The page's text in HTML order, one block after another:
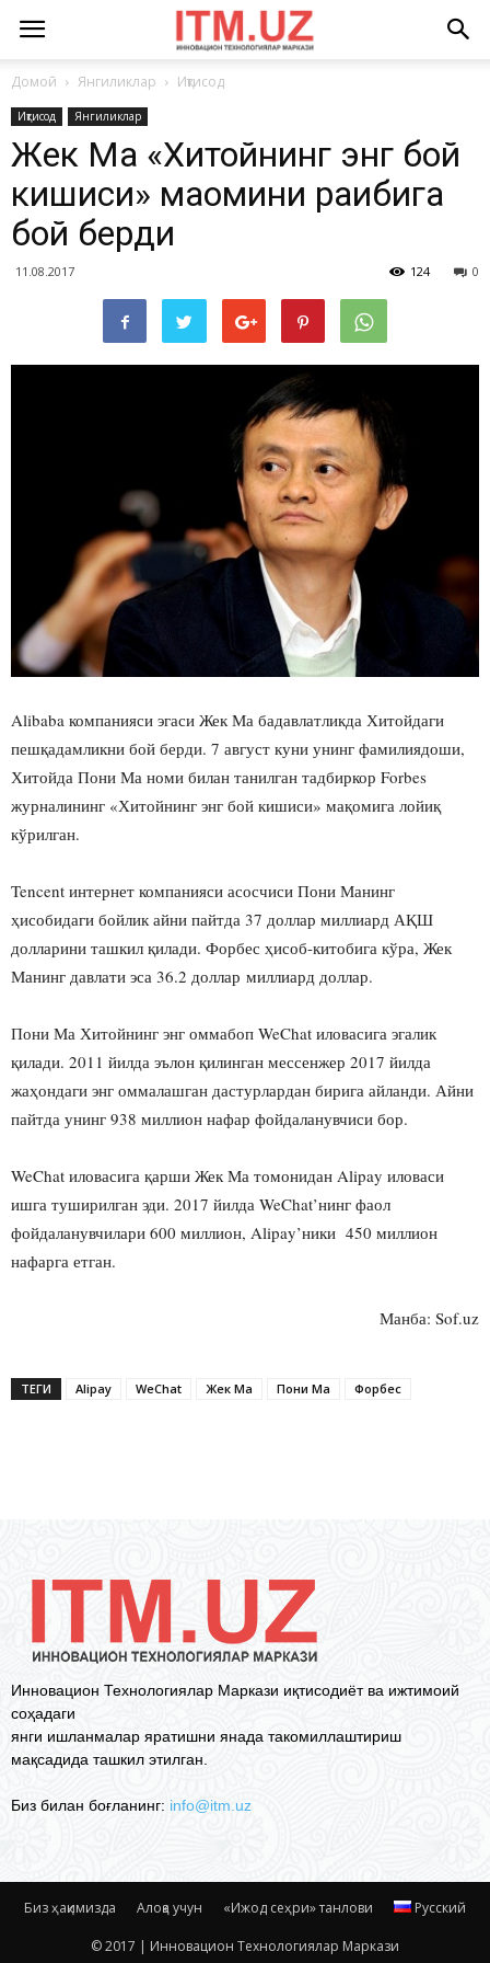
Домой Янгиликлар Иқтисод
Иқтисод Янгиликлар
Жек Ма «Хитойнинг энг бой
кишиси» мақомини рақибига
бой берди
11.08.2017 0
124
Alibaba компанияси эгаси Жек Ма бадавлатликда Хитойдаги
пешқадамликни бой берди. 7 август куни унинг фамилиядоши,
Хитойда Пони Ма номи билан танилган тадбиркор Forbes
журналининг «Хитойнинг энг бой кишиси» мақомига лойиқ
кўрилган.
Tencent интернет компанияси асосчиси Пони Манинг
ҳисобидаги бойлик айни пайтда 37 доллар миллиард АҚШ
долларини ташкил қилади. Форбес ҳисоб-китобига кўра, Жек
Манинг давлати эса 36.2 доллар миллиард доллар.
Пони Ма Хитойнинг энг оммабоп WeChat иловасига эгалик
қилади. 2011 йилда эълон қилинган мессенжер 2017 йилда
жаҳондаги энг оммалашган дастурлардан бирига айланди. Айни
пайтда унинг 938 миллион нафар фойдаланувчиси бор.
WeChat иловасига қарши Жек Ма томонидан Alipay иловаси
ишга туширилган эди. 2017 йилда WeChat’нинг фаол
фойдаланувчилари 600 миллион, Alipay’ники 450 миллион
нафарга етган.
Манба: Sof.uz
ТЕГИ Alipay WeChat Жек Ма Пони Ма Форбес
Инновацион Технологиялар Маркази иқтисодиёт ва ижтимоий
соҳадаги
янги ишланмалар яратишни янада такомиллаштириш
мақсадида ташкил этилган.
Биз билан боғланинг: info@itm.uz
Биз ҳақимизда Алоқа учун «Ижод сеҳри» танлови Русский
© 2017 | Инновацион Технологиялар Маркази